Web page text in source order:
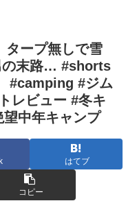
タープ無しで雪
の末路… #shorts
#camping #ジム
レビュー #冬キ
中年キャンプ
はてブ
コピー